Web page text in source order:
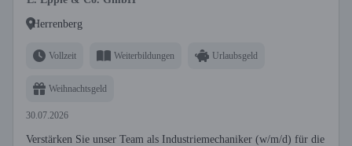
Herrenberg
Vollzeit Weiterbildungen Urlaubsgeld
Weihnachtsgeld
30.07.2026
Verstärken Sie unser Team als Industriemechaniker (w/m/d) für die